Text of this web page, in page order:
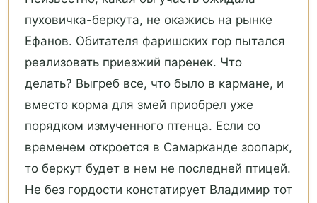
пуховичка-беркута, не окажись на рынке
Ефанов. Обитателя фаришских гор пытался
реализовать приезжий паренек. Что
делать? Выгреб все, что было в кармане, и
вместо корма для змей приобрел уже
порядком измученного птенца. Если со
временем откроется в Самарканде зоопарк,
то беркут будет в нем не последней птицей.
Не без гордости констатирует Владимир тот